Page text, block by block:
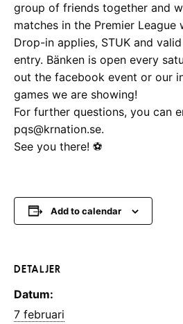
group of friends together and
matches in the Premier League
Drop-in applies, STUK and
entry. Bänken is open every
out the facebook event or our
games we are showing!
For further questions, you can
pqs@krnation.se.
See you there! ⚽️
Add to calendar
DETALJER
Datum:
7 februari